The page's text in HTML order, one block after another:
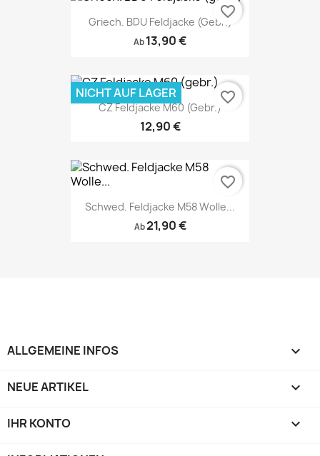
Griech. BDU Feldjacke (gebr.)
Ab 13,90 €
favorite_border
CZ Feldjacke M60 (gebr.)
12,90 €
NICHT AUF LAGER favorite_border
Schwed. Feldjacke M58 Wolle...
Ab21,90 €
favorite_border
ALLGEMEINE INFOS 
NEUE ARTIKEL 
IHR KONTO 